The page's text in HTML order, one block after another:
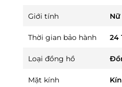
Giới tính Nữ
Thời gian bảo hành 24
Loại đồng hồ
Mặt kính